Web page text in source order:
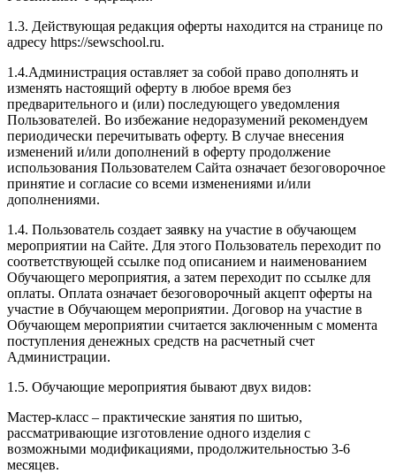
1.3. Действующая редакция оферты находится на странице по
адресу https://sewschool.ru.
1.4.Администрация оставляет за собой право дополнять и
изменять настоящий оферту в любое время без
предварительного и (или) последующего уведомления
Пользователей. Во избежание недоразумений рекомендуем
периодически перечитывать оферту. В случае внесения
изменений и/или дополнений в оферту продолжение
использования Пользователем Сайта означает безоговорочное
принятие и согласие со всеми изменениями и/или
дополнениями.
1.4. Пользователь создает заявку на участие в обучающем
мероприятии на Сайте. Для этого Пользователь переходит по
соответствующей ссылке под описанием и наименованием
Обучающего мероприятия, а затем переходит по ссылке для
оплаты. Оплата означает безоговорочный акцепт оферты на
участие в Обучающем мероприятии. Договор на участие в
Обучающем мероприятии считается заключенным с момента
поступления денежных средств на расчетный счет
Администрации.
1.5. Обучающие мероприятия бывают двух видов:
Мастер-класс – практические занятия по шитью,
рассматривающие изготовление одного изделия с
возможными модификациями, продолжительностью 3-6
месяцев.